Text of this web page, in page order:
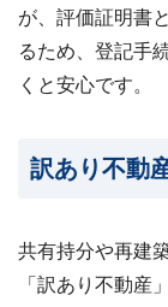
が、評価証明書
るため、登記手
くと安心です。
訳あり不動
共有持分や再建
「訳あり不動産